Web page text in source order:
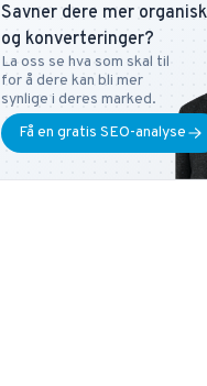
Savner dere mer
og konverteringer?
La oss se hva som skal til
for å dere kan bli mer
synlige i deres marked.
Få en gratis SEO-analyse